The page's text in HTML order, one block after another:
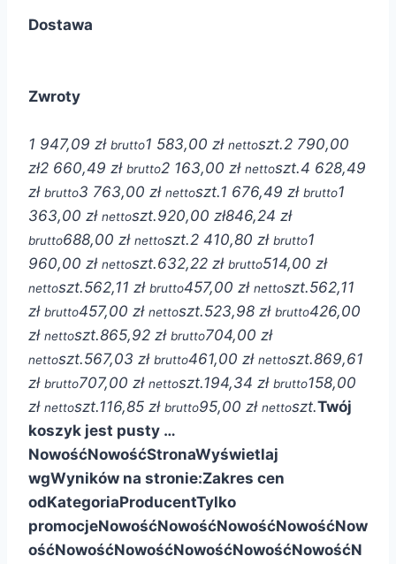
Dostawa
Zwroty
1 947,09 zł brutto1 583,00 zł nettoszt.2 790,00
zł2 660,49 zł brutto2 163,00 zł nettoszt.4 628,49
zł brutto3 763,00 zł nettoszt.1 676,49 zł brutto1
363,00 zł nettoszt.920,00 zł846,24 zł
brutto688,00 zł nettoszt.2 410,80 zł brutto1
960,00 zł nettoszt.632,22 zł brutto514,00 zł
nettoszt.562,11 zł brutto457,00 zł nettoszt.562,11
zł brutto457,00 zł nettoszt.523,98 zł brutto426,00
zł nettoszt.865,92 zł brutto704,00 zł
nettoszt.567,03 zł brutto461,00 zł nettoszt.869,61
zł brutto707,00 zł nettoszt.194,34 zł brutto158,00
zł nettoszt.116,85 zł brutto95,00 zł nettoszt.Twój
koszyk jest pusty …
NowośćNowośćStronaWyświetlaj
wgWyników na stronie:Zakres cen
odKategoriaProducentTylko
promocjeNowośćNowośćNowośćNowośćNow
ośćNowośćNowośćNowośćNowośćNowośćN